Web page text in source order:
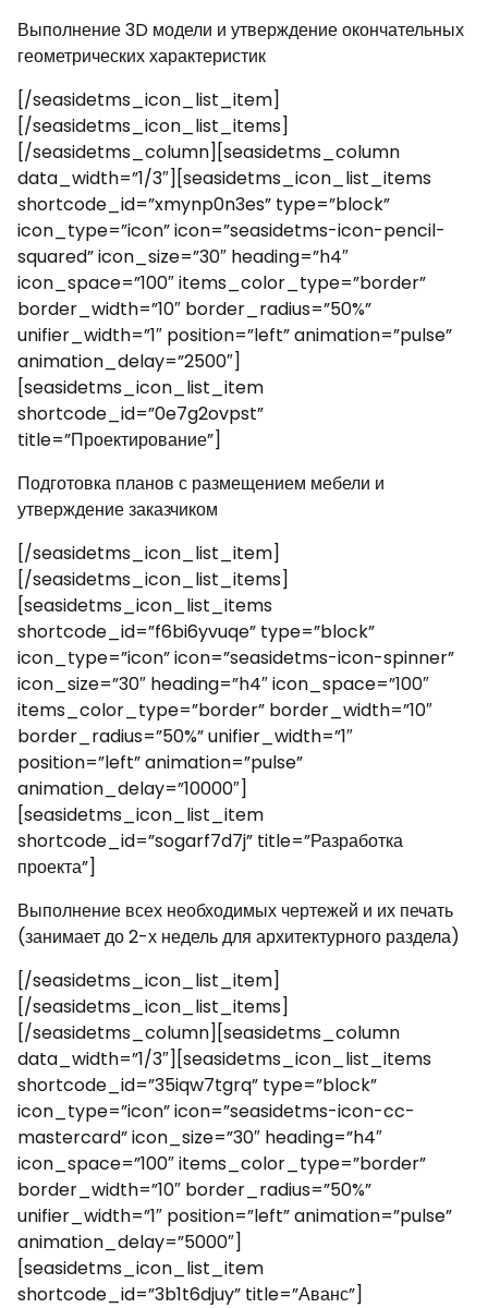
Выполнение 3D модели и утверждение окончательных
геометрических характеристик
[/seasidetms_icon_list_item]
[/seasidetms_icon_list_items]
[/seasidetms_column][seasidetms_column
data_width=”1/3″][seasidetms_icon_list_items
shortcode_id=”xmynp0n3es” type=”block”
icon_type=”icon” icon=”seasidetms-icon-pencil-
squared” icon_size=”30″ heading=”h4″
icon_space=”100″ items_color_type=”border”
border_width=”10″ border_radius=”50%”
unifier_width=”1″ position=”left” animation=”pulse”
animation_delay=”2500″]
[seasidetms_icon_list_item
shortcode_id=”0e7g2ovpst”
title=”Проектирование”]
Подготовка планов с размещением мебели и
утверждение заказчиком
[/seasidetms_icon_list_item]
[/seasidetms_icon_list_items]
[seasidetms_icon_list_items
shortcode_id=”f6bi6yvuqe” type=”block”
icon_type=”icon” icon=”seasidetms-icon-spinner”
icon_size=”30″ heading=”h4″ icon_space=”100″
items_color_type=”border” border_width=”10″
border_radius=”50%” unifier_width=”1″
position=”left” animation=”pulse”
animation_delay=”10000″]
[seasidetms_icon_list_item
shortcode_id=”sogarf7d7j” title=”Разработка
проекта”]
Выполнение всех необходимых чертежей и их печать
(занимает до 2-х недель для архитектурного раздела)
[/seasidetms_icon_list_item]
[/seasidetms_icon_list_items]
[/seasidetms_column][seasidetms_column
data_width=”1/3″][seasidetms_icon_list_items
shortcode_id=”35iqw7tgrq” type=”block”
icon_type=”icon” icon=”seasidetms-icon-cc-
mastercard” icon_size=”30″ heading=”h4″
icon_space=”100″ items_color_type=”border”
border_width=”10″ border_radius=”50%”
unifier_width=”1″ position=”left” animation=”pulse”
animation_delay=”5000″]
[seasidetms_icon_list_item
shortcode_id=”3b1t6djuy” title=”Аванс”]